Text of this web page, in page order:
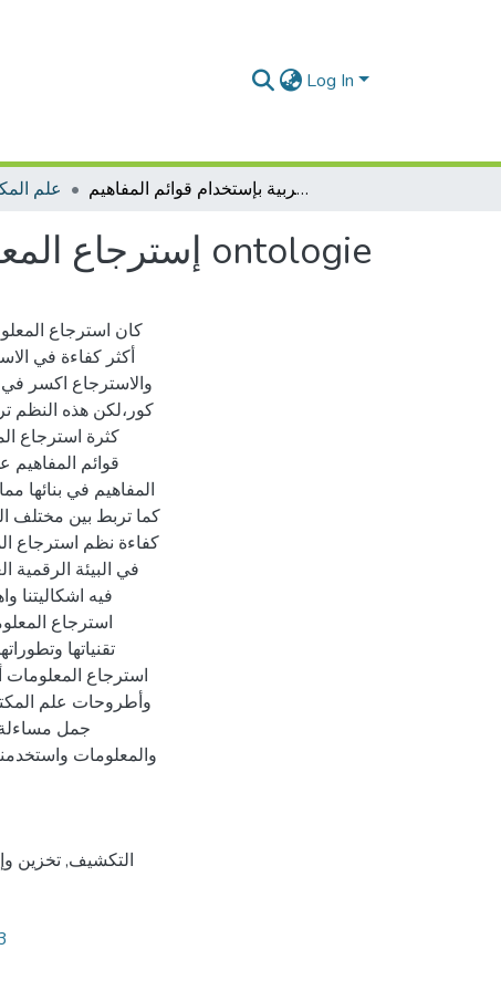
Log In
علم إسترجاع المعلومات في البيئة الرقمية العربية بإستخدام قوائم المفاهيم ontologie
إسترجاع المعلومات في البيئة الرقمية العربية بإستخدام قوائم المفاهيم ontologie
كان استرجاع
أكثر كفاءة في
والاسترجاع اكسر في
كور،لكن هذه النظم
كثرة استرجاع
قوائم
المفاهيم في بنائها
كما تربط بين مختلف
كفاءة نظم استرجاع
في البيئة الرقمية
فيه اشكاليتنا
استرجاع
تقنياتها
استرجاع
وأطروحات علم
جمل مساءلة
والمعلومات
التكشيف,تخزين